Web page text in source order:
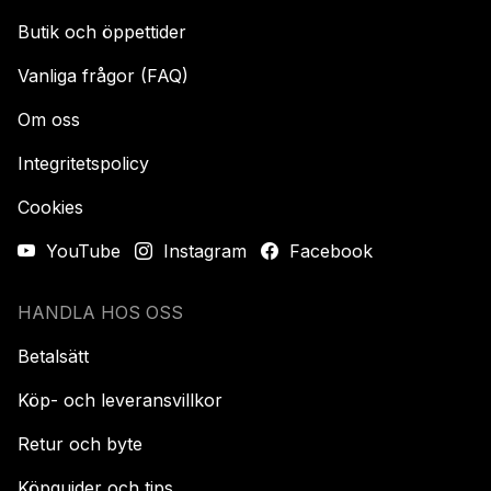
Butik och öppettider
Vanliga frågor (FAQ)
Om oss
Integritetspolicy
Cookies
YouTube
Instagram Facebook
HANDLA HOS OSS
Betalsätt
Köp- och leveransvillkor
Retur och byte